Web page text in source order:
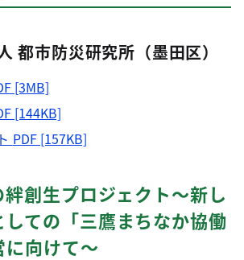
都市防災研究所（墨田区）
[3MB]
[144KB]
PDF [157KB]
創生プロジェクト～新し
ての「三鷹まちなか協働
向けて～